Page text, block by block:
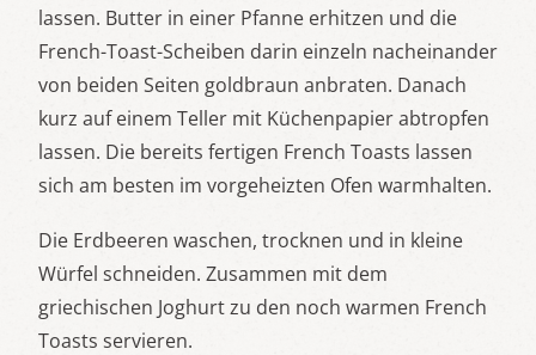
lassen. Butter in einer Pfanne erhitzen und die
French-Toast-Scheiben darin einzeln nacheinander
von beiden Seiten goldbraun anbraten. Danach
kurz auf einem Teller mit Küchenpapier abtropfen
lassen. Die bereits fertigen French Toasts lassen
sich am besten im vorgeheizten Ofen warmhalten.
Die Erdbeeren waschen, trocknen und in kleine
Würfel schneiden. Zusammen mit dem
griechischen Joghurt zu den noch warmen French
Toasts servieren.